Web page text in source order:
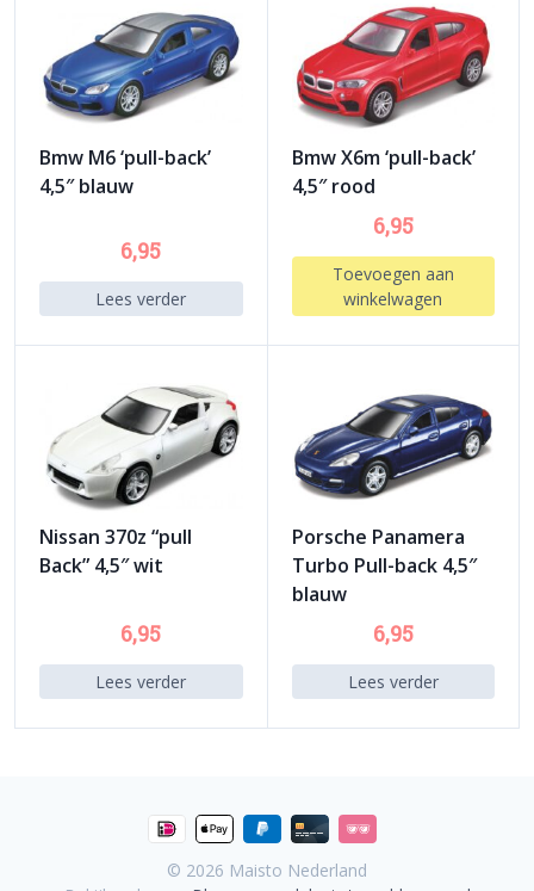
Bmw M6 ‘pull-back’
4,5″ blauw
6,95
Lees verder
Bmw X6m ‘pull-back’
4,5″ rood
6,95
Toevoegen aan
winkelwagen
Nissan 370z “pull
Back” 4,5″ wit
6,95
Lees verder
Porsche Panamera
Turbo Pull-back 4,5″
blauw
6,95
Lees verder
© 2026 Maisto Nederland